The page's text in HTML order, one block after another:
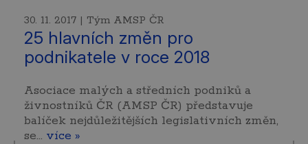
30. 11. 2017 | Tým AMSP ČR
25 hlavních změn pro
podnikatele v roce 2018
Asociace malých a středních podniků a
živnostníků ČR (AMSP ČR) představuje
balíček nejdůležitějších legislativních změn,
se… více »